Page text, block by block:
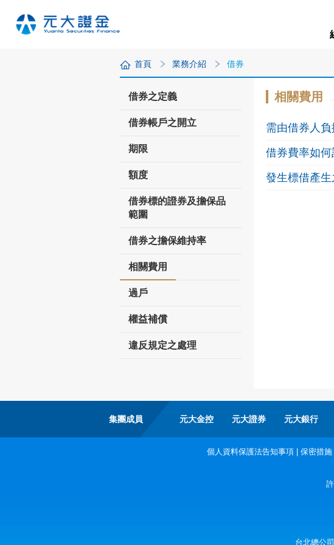
首頁 業務介紹 借券
借券之定義
借券帳戶之開立
期限
額度
借券標的證券及擔保品
範圍
借券之擔保維持率
相關費用
過戶
權益補償
違反規定之處理
相關費用
需由借券人
借券費率如何
發生標借產
集團成員 元大金控 元大證券 元大銀行
個人資料保護法告知事項 保密措施
台北總公